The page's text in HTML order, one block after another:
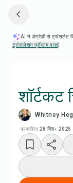
AI ने अंग्रेज़ी से ट्रांसलेट
ट्रांसलेशन प्रॉब्लम बताएं
शॉर्टकट
Whitney
प्रकाशित 28 दिस॰ 2025